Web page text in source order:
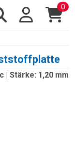
0
| Stärke: 1,20 mm